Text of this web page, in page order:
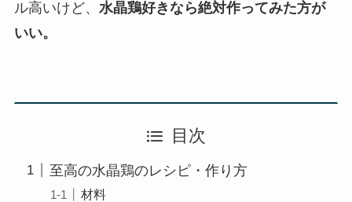
ル高いけど、 水晶鶏好きなら絶対作ってみた方が
いい。
目次
至高の水晶鶏のレシピ・作り方
材料